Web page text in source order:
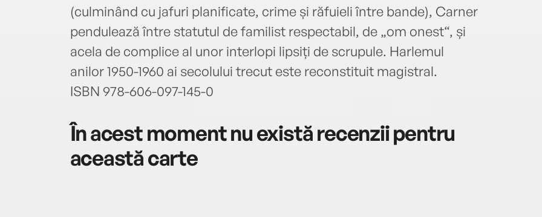
(culminând cu jafuri planificate, crime și răfuieli între bande), Carner
pendulează între statutul de familist respectabil, de „om onest“, și
acela de complice al unor interlopi lipsiți de scrupule. Harlemul
anilor 1950-1960 ai secolului trecut este reconstituit magistral.
ISBN 978-606-097-145-0
În acest moment nu există recenzii pentru
această carte